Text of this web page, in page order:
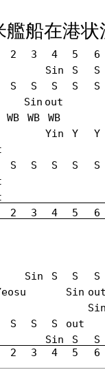
船在港状
2 3 4 5
6
Sin S
S
S S S S
S
Sin out
WB WB
WB
Yin Y
Y
S S S S
S
2 3 4 5
6
Sin S S
S
Sin
S S S
out
Sin S
S
2 3 4 5 6